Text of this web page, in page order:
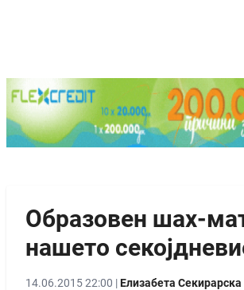
Образовен шах-
нашето
14.06.2015 22:00 |Елизабета Секирарска